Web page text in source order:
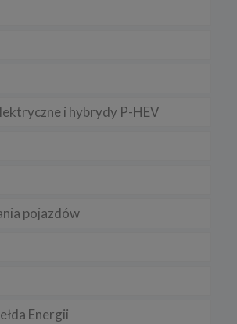
i hybrydy P-HEV
pojazdów
Energii